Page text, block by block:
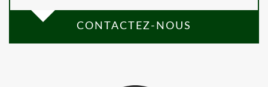
CONTACTEZ-NOUS